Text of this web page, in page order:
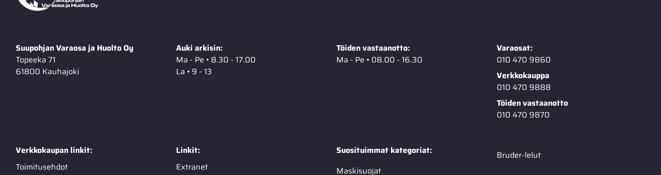
Suupohjan Varaosa ja Huolto Oy
Topeeka 71
61800 Kauhajoki
Auki arkisin:
Ma - Pe • 8.30 - 17.00
La • 9 - 13
Töiden vastaanotto:
Ma - Pe • 08.00 - 16.30
Varaosat:
010 470 9860
Verkkokauppa
010 470 9888
Töiden vastaanotto
010 470 9870
Verkkokaupan linkit:
Toimitusehdot
Linkit:
Extranet
Suosituimmat kategoriat:
Maskisuojat
Bruder-lelut